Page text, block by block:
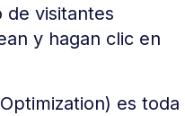
de visitantes
y hagan clic en
es toda